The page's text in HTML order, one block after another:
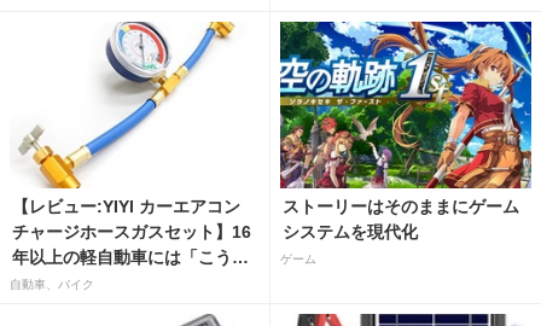
【レビュー:YIYI カーエアコン
チャージホースガスセット】16
年以上の軽自動車には「こうか
はばつぐんだ」が…
自動車、バイク
ストーリーはそのままにゲーム
システムを現代化
ゲーム